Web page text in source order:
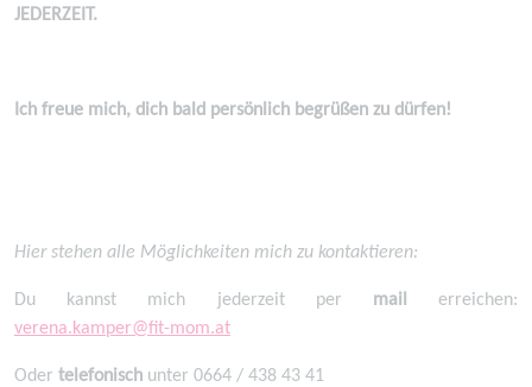
JEDERZEIT.
Ich freue mich, dich bald persönlich begrüßen zu dürfen!
Hier stehen alle Möglichkeiten mich zu kontaktieren:
Du kannst mich jederzeit per mail erreichen:
verena.kamper@fit-mom.at
Oder telefonisch unter 0664 / 438 43 41